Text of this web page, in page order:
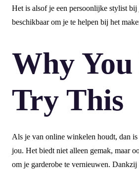
Het is alsof je een persoonlijke stylist
beschikbaar om je te helpen bij het
Why
Try This
Als je van online winkelen houdt, dan
jou. Het biedt niet alleen gemak, maar
om je garderobe te vernieuwen. Dankzij